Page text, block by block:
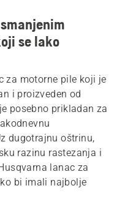
se lako
za motorne pile koji je
i proizveden od
posebno prikladan za
dugotrajnu oštrinu,
razinu rastezanja i
lanac za
bi imali najbolje